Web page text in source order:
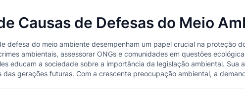
Causas de Defesas do Meio
defesa do meio ambiente desempenham um papel crucial na proteção
ambientais, assessorar ONGs e comunidades em questões
educam a sociedade sobre a importância da legislação ambiental.
gerações futuras. Com a crescente preocupação ambiental, a